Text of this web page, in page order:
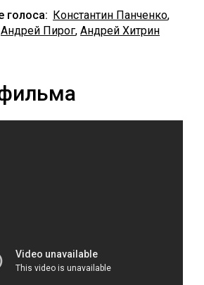
голоса: Константин Панченко,
Андрей Пирог, Андрей Хитрин